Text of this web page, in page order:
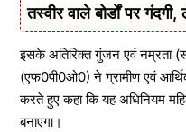
तस्वीर वाले बोर्डों पर
इसके अतिरिक्त गुंजन एवं नम्रता
(एफ0पी0ओ0) ने ग्रामीण एवं
करते हुए कहा कि यह अधिनियम
बनाएगा।